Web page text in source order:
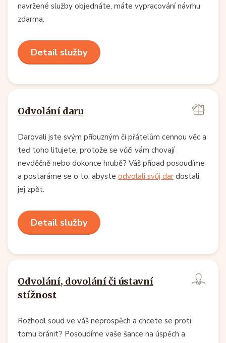
navržené služby objednáte, máte vypracování návrhu
zdarma.
Detail služby
Odvolání daru
Darovali jste svým příbuzným či přátelům cennou věc a
teď toho litujete, protože se vůči vám chovají
nevděčně nebo dokonce hrubě? Váš případ posoudíme
a postaráme se o to, abyste odvolali svůj dar dostali
jej zpět.
Detail služby
Odvolání, dovolání či ústavní
stížnost
Rozhodl soud ve váš neprospěch a chcete se proti
tomu bránit? Posoudíme vaše šance na úspěch a